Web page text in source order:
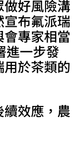
布氟派瑞
專家相當
一步發
於茶類的
效應，農